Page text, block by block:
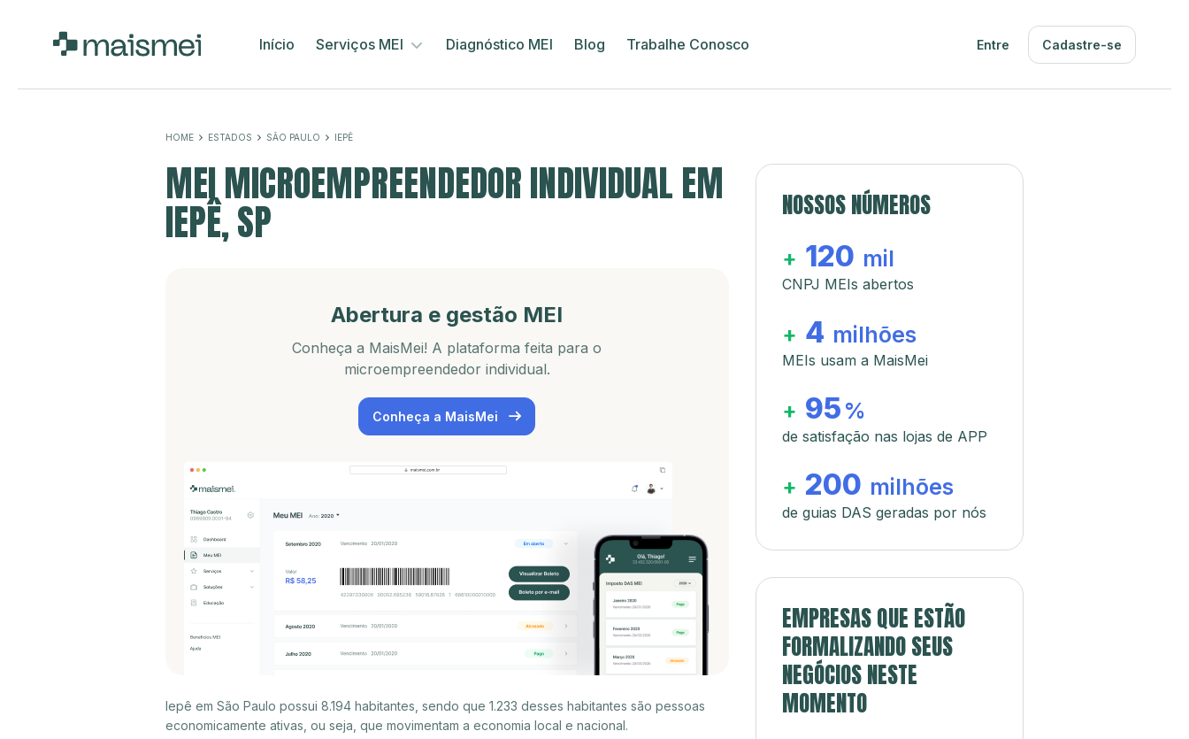
Início Serviços MEI Diagnóstico MEI Blog Trabalhe Conosco Entre Cadastre-se
HOME ESTADOS SÃO PAULO IEPÊ
MEI MICROEMPREENDEDOR INDIVIDUAL EM
IEPÊ, SP
Abertura e gestão MEI
Conheça a MaisMei! A plataforma feita para o
microempreendedor individual.
Conheça a MaisMei
Iepê em São Paulo possui 8.194 habitantes, sendo que 1.233 desses habitantes são pessoas
economicamente ativas, ou seja, que movimentam a economia local e nacional.
NOSSOS NÚMEROS
+ 120 mil
CNPJ MEIs abertos
+ 4 milhões
MEIs usam a MaisMei
+ 95 %
de satisfação nas lojas de APP
+ 200 milhões
de guias DAS geradas por nós
EMPRESAS QUE ESTÃO
FORMALIZANDO SEUS
NEGÓCIOS NESTE
MOMENTO